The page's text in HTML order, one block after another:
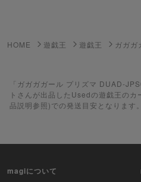
遊戯王
遊戯王ラッシュデュエル
HOME 遊戯王 遊戯王 ガガガ
「ガガガガール プリズマ DUAD-
トさんが出品したUsedの遊戯王の
品説明参照)での発送目安となります。
magiについて